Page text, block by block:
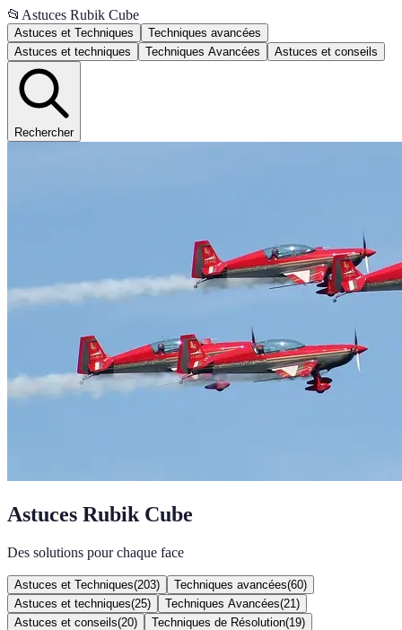
📂 Astuces Rubik Cube
Astuces et Techniques
Techniques avancées
Astuces et techniques
Techniques Avancées Astuces et conseils
Rechercher
Astuces Rubik Cube
Des solutions pour chaque face
Astuces et Techniques(203) Techniques avancées(60)
Astuces et techniques(25) Techniques Avancées(21 )
Astuces et conseils(20) Techniques de Résolution(19)